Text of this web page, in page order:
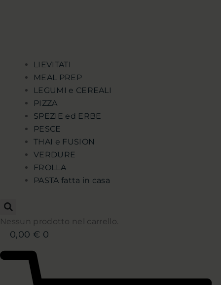
LIEVITATI
MEAL PREP
LEGUMI e CEREALI
PIZZA
SPEZIE ed ERBE
PESCE
THAI e FUSION
VERDURE
FROLLA
PASTA fatta in casa
Nessun prodotto nel carrello.
0,00 € 0